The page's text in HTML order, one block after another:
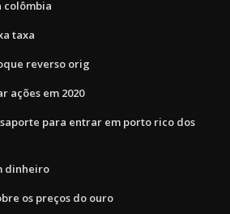
colômbia
taxa
reverso orig
ações em 2020
para entrar em porto rico dos
dinheiro
os preços do ouro